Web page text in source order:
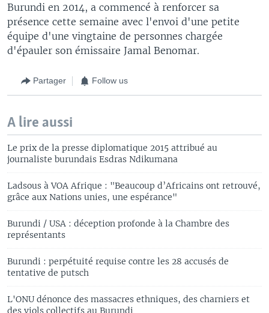
Burundi en 2014, a commencé à renforcer sa
présence cette semaine avec l'envoi d'une petite
équipe d'une vingtaine de personnes chargée
d'épauler son émissaire Jamal Benomar.
Partager Follow us
A lire aussi
Le prix de la presse diplomatique 2015 attribué au
journaliste burundais Esdras Ndikumana
Ladsous à VOA Afrique : "Beaucoup d’Africains ont retrouvé,
grâce aux Nations unies, une espérance"
Burundi / USA : déception profonde à la Chambre des
représentants
Burundi : perpétuité requise contre les 28 accusés de
tentative de putsch
L'ONU dénonce des massacres ethniques, des charniers et
des viols collectifs au Burundi